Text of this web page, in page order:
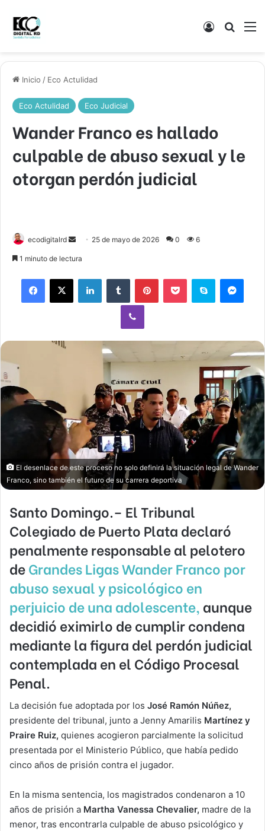
Acceso
Inicio / Eco Actulidad
Eco Actulidad Eco Judicial
Wander Franco es hallado
culpable de abuso sexual y le
otorgan perdón judicial
ecodigitalrd
Send 25 de mayo de 2026 0 6
1 minuto de lectura
Facebook
X LinkedInTumblr PinterestPocket Skype
Viber
El desenlace de este proceso no solo definirá la situación legal de Wander
Franco, sino también el futuro de su carrera deportiva
Santo Domingo.– El Tribunal
Colegiado de Puerto Plata declaró
penalmente responsable al pelotero
deGrandes Ligas Wander Franco por
abuso sexual y psicológico en
perjuicio de una adolescente, aunque
decidió eximirlo de cumplir condena
mediante la figura del perdón judicial
contemplada en el Código Procesal
Penal.
La decisión fue adoptada por los José Ramón Núñez,
presidente del tribunal, junto a Jenny Amarilis Martínez y
Praire Ruiz, quienes acogieron parcialmente la solicitud
presentada por el Ministerio Público, que había pedido
cinco años de prisión contra el jugador.
En la misma sentencia, los magistrados condenaron a 10
años de prisión a Martha Vanessa Chevalier, madre de la
menor, tras encontrarla culpable de abuso psicológico y